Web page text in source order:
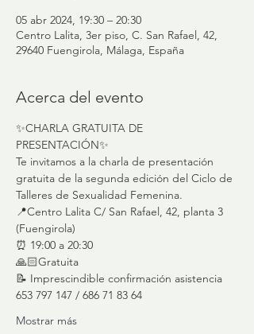
05 abr 2024, 19:30 – 20:30
Centro Lalita, 3er piso, C. San Rafael, 42,
29640 Fuengirola, Málaga, España
Acerca del evento
✨CHARLA GRATUITA DE
PRESENTACIÓN✨
Te invitamos a la charla de presentación
gratuita de la segunda edición del Ciclo de
Talleres de Sexualidad Femenina.
📍Centro Lalita C/ San Rafael, 42, planta 3
(Fuengirola)
⏰ 19:00 a 20:30
🙏🏻Gratuita
📝 Imprescindible confirmación asistencia
653 797 147 / 686 71 83 64
Mostrar más